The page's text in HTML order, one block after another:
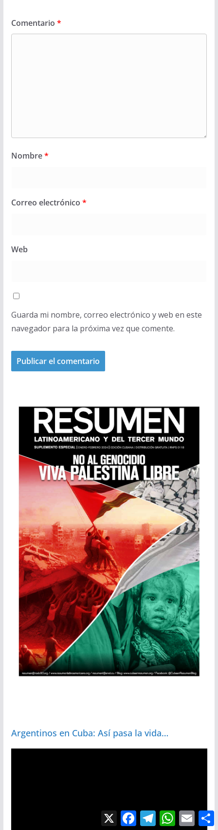
Comentario *
Nombre*
Correo electrónico *
Web
Guarda mi nombre, correo electrónico y web en este
navegador para la próxima vez que comente.
Argentinos en Cuba: Así pasa la vida…
X
a
T
e
W
h
E
m